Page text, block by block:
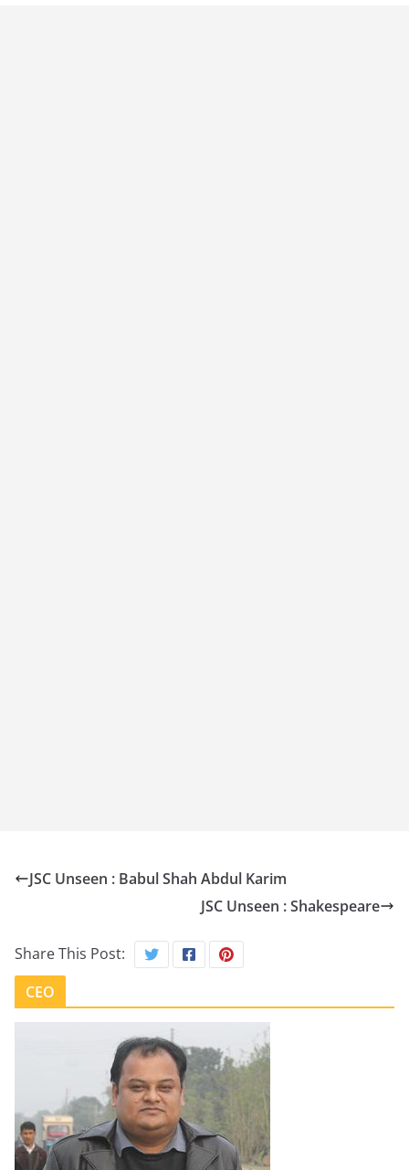
JSC Unseen : Babul Shah Abdul Karim
JSC Unseen : Shakespeare
Share This Post:
CEO